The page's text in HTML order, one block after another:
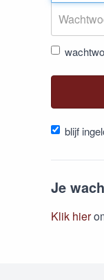
blijf
Je
Klik hier